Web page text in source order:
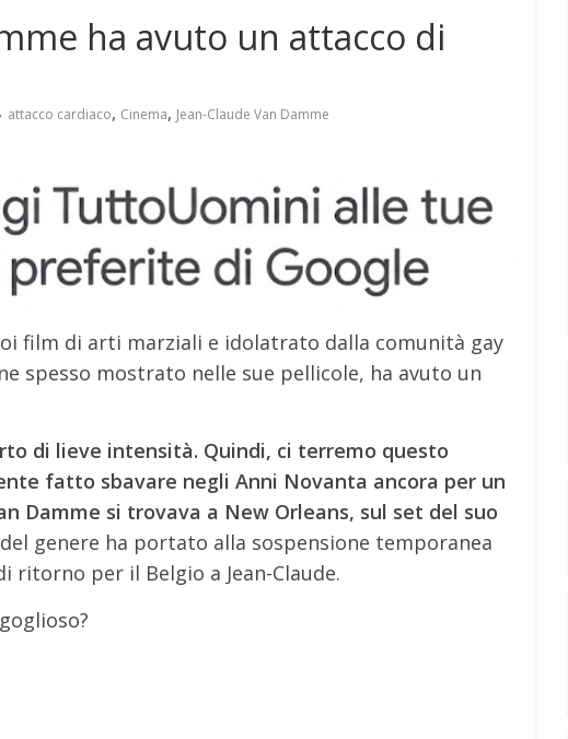
ha avuto un attacco di
attacco cardiaco, Cinema, Jean-Claude Van Damme
film di arti marziali e idolatrato dalla comunità gay
spesso mostrato nelle sue pellicole, ha avuto un
di lieve intensità. Quindi, ci terremo questo
fatto sbavare negli Anni Novanta ancora per un
Damme si trovava a New Orleans, sul set del suo
genere ha portato alla sospensione temporanea
ritorno per il Belgio a Jean-Claude.